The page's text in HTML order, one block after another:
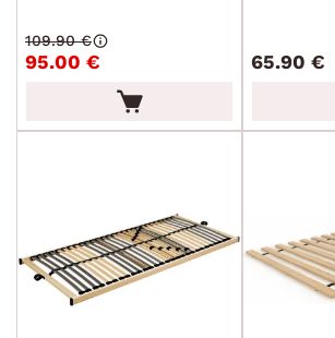
95.00 €
109.90 €
65.90 €